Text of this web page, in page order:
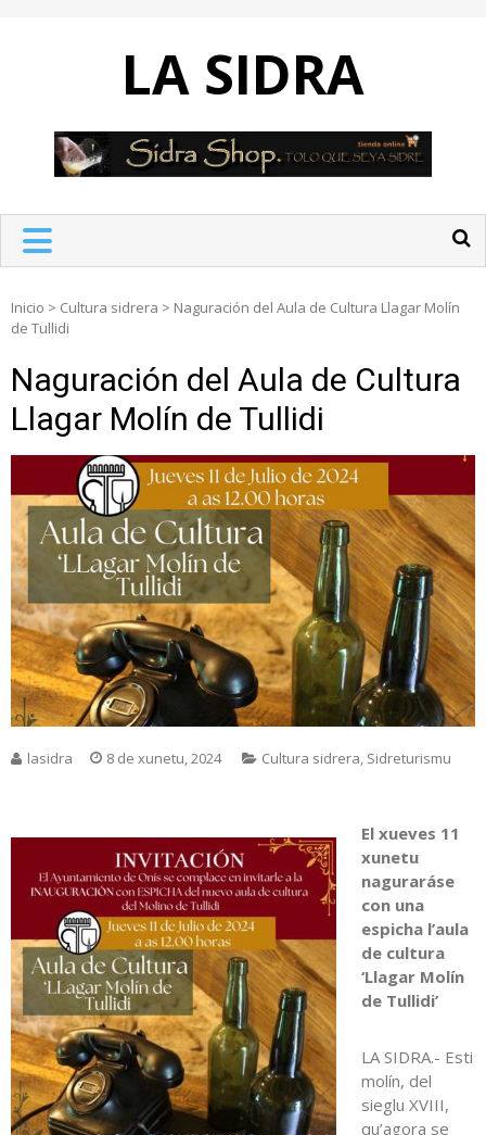
LA SIDRA
Inicio > Cultura sidrera > Naguración del Aula de Cultura Llagar Molín
de Tullidi
Naguración del Aula de Cultura
Llagar Molín de Tullidi
lasidra 8 de xunetu, 2024 Cultura sidrera, Sidreturismu
El xueves 11
xunetu
naguraráse
con una
espicha l’aula
de cultura
‘Llagar Molín
de Tullidi’
LA SIDRA.- Esti
molín, del
sieglu XVIII,
qu’agora se